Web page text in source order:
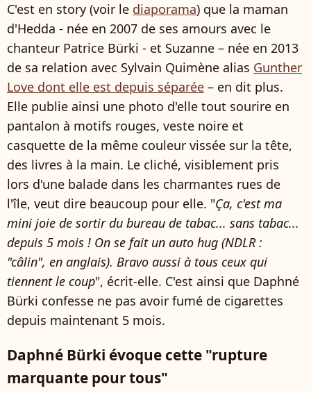
C'est en story (voir le diaporama) que la maman
d'Hedda - née en 2007 de ses amours avec le
chanteur Patrice Bürki - et Suzanne – née en 2013
de sa relation avec Sylvain Quimène alias Gunther
Love dont elle est depuis séparée – en dit plus.
Elle publie ainsi une photo d'elle tout sourire en
pantalon à motifs rouges, veste noire et
casquette de la même couleur vissée sur la tête,
des livres à la main. Le cliché, visiblement pris
lors d'une balade dans les charmantes rues de
l'île, veut dire beaucoup pour elle. "Ça, c'est ma
mini joie de sortir du bureau de tabac... sans tabac...
depuis 5 mois ! On se fait un auto hug (NDLR :
"câlin", en anglais). Bravo aussi à tous ceux qui
tiennent le coup", écrit-elle. C'est ainsi que Daphné
Bürki confesse ne pas avoir fumé de cigarettes
depuis maintenant 5 mois.
Daphné Bürki évoque cette "rupture
marquante pour tous"